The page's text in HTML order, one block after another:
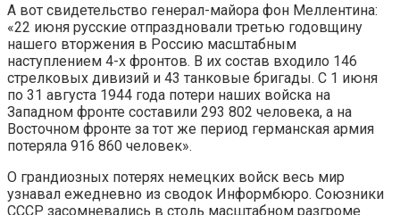
А вот свидетельство генерал-майора фон Меллентина:
«22 июня русские отпраздновали третью годовщину
нашего вторжения в Россию масштабным
наступлением 4-х фронтов. В их состав входило 146
стрелковых дивизий и 43 танковые бригады. С 1 июня
по 31 августа 1944 года потери наших войска на
Западном фронте составили 293 802 человека, а на
Восточном фронте за тот же период германская армия
потеряла 916 860 человек».
О грандиозных потерях немецких войск весь мир
узнавал ежедневно из сводок Информбюро. Союзники
СССР засомневались в столь масштабном разгроме